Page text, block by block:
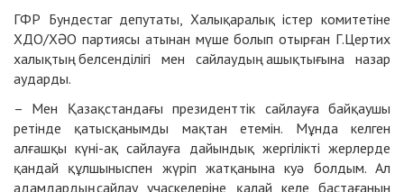
ГФР Бундестаг депутаты, Халықаралық істер комитетіне
ХДО/ХӘО партиясы атынан мүше болып отырған Г.Цертих
халықтың белсенділігі мен сайлаудың ашықтығына назар
аударды.
– Мен Қазақстандағы президенттік сайлауға байқаушы
ретінде қатысқанымды мақтан етемін. Мұнда келген
алғашқы күні-ақ сайлауға дайындық жергілікті жерлерде
қандай құлшыныспен жүріп жатқанына куә болдым. Ал
адамдардың сайлау учаскелеріне қалай келе бастағанын